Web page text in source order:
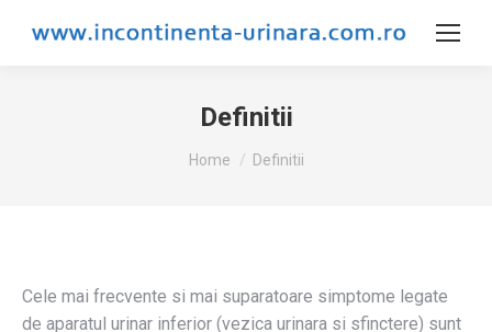
Definitii
You are here:
Home Definitii
Cele mai frecvente si mai suparatoare simptome legate
de aparatul urinar inferior (vezica urinara si sfinctere) sunt